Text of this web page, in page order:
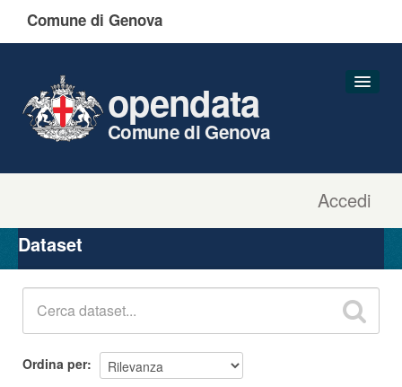
Comune di Genova
Accedi
opendata
Comune di Genova
Organizzazioni
Gruppi
Dataset
Ordina per